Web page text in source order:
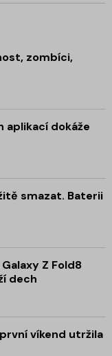
zombíci,
aplikací dokáže
smazat. Baterii
Z Fold8
dech
víkend utržila